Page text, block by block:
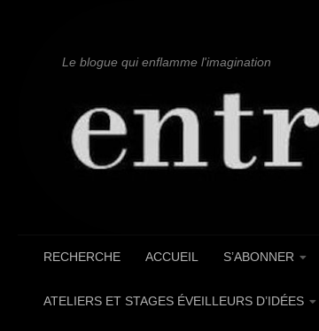
Le blogue qui enflamme l'imagination
RECHERCHE ACCUEIL S’ABONNER
ATELIERS ET STAGES ÉVEILLEURS D’IDÉES